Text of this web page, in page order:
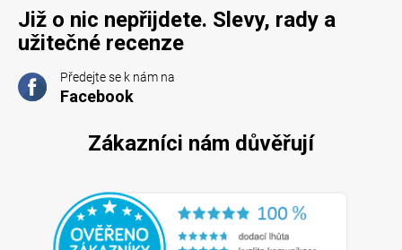
Již o nic nepřijdete. Slevy, rady a
užitečné recenze
Předejte se k nám na
Facebook
Zákazníci nám důvěřují